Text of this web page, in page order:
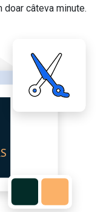
câteva minute.